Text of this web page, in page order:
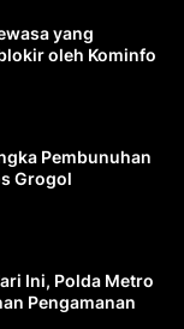
yang
oleh Kominfo
Pembunuhan
Grogol
Ini, Polda Metro
Pengamanan